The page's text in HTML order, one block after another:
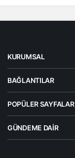
KURUMSAL
BAĞLANTILAR
POPÜLER SAYFALAR
GÜNDEME DAIR